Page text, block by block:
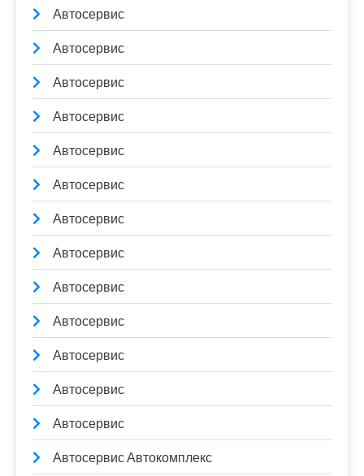
Автосервис
Автосервис
Автосервис
Автосервис
Автосервис
Автосервис
Автосервис
Автосервис
Автосервис
Автосервис
Автосервис
Автосервис
Автосервис
Автосервис Автокомплекс